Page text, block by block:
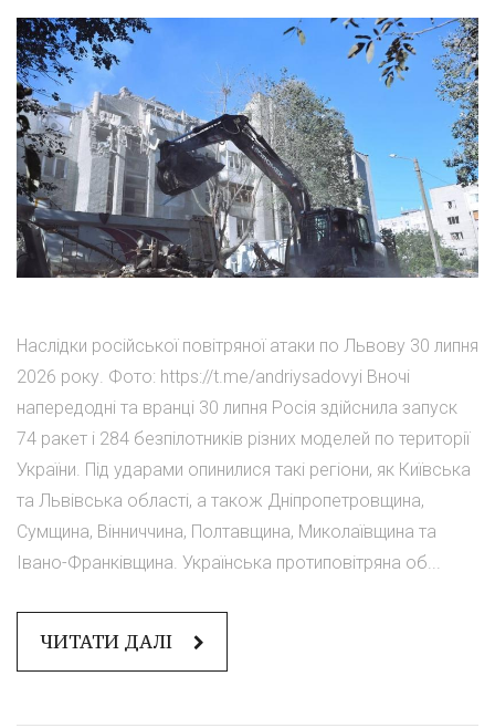
Наслідки російської повітряної атаки по Львову 30 липня
2026 року. Фото: https://t.me/andriysadovyi Вночі
напередодні та вранці 30 липня Росія здійснила запуск
74 ракет і 284 безпілотників різних моделей по території
України. Під ударами опинилися такі регіони, як Київська
та Львівська області, а також Дніпропетровщина,
Сумщина, Вінниччина, Полтавщина, Миколаївщина та
Івано-Франківщина. Українська протиповітряна об...
ЧИТАТИ ДАЛІ